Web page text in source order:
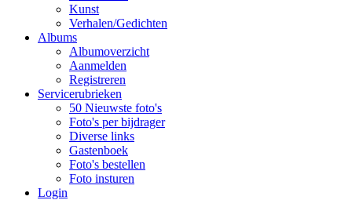
Kunst
Verhalen/Gedichten
Albums
Albumoverzicht
Aanmelden
Registreren
Servicerubrieken
50 Nieuwste foto's
Foto's per bijdrager
Diverse links
Gastenboek
Foto's bestellen
Foto insturen
Login